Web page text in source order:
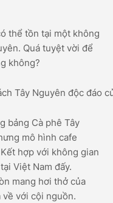
thể tồn tại một không
Quá tuyệt vời để
không?
Tây Nguyên độc đáo
bảng Cà phê Tây
mô hình cafe
hợp với không gian
Việt Nam đấy.
mang hơi thở của
về với cội nguồn.